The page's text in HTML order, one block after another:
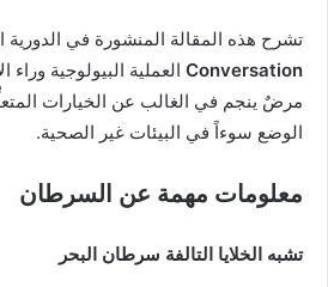
تشرح هذه المقالة المنشورة في الدورية
Conversation العملية البيولوجية
مرضٌ ينجم في الغالب عن الخيارات
الوضع سوءاً في البيئات غير الصحية.
معلومات مهمة عن السرطان
تشبه الخلايا التالفة سرطان البحر